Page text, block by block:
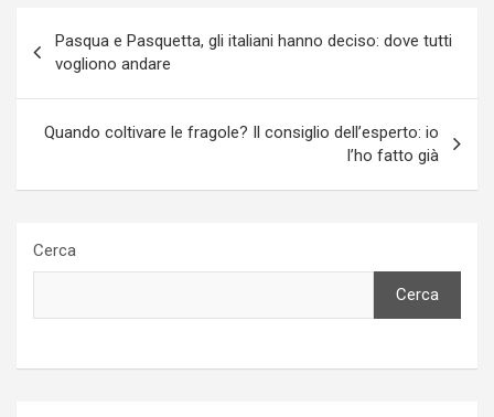
articoli
Pasqua e Pasquetta, gli italiani hanno deciso: dove tutti
vogliono andare
Quando coltivare le fragole? Il consiglio dell’esperto: io
l’ho fatto già
Cerca
Cerca